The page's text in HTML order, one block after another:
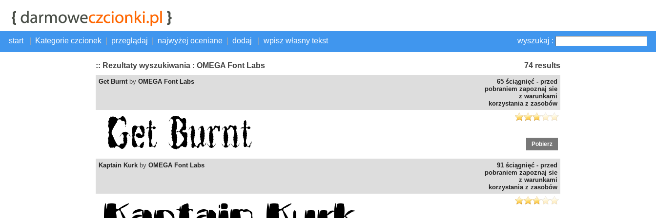
wyszukaj :
start Kategorie czcionek przeglądaj najwyżej oceniane dodaj wpisz własny tekst
74 results
:: Rezultaty wyszukiwania : OMEGA Font Labs
65 ściągnięć - przed
pobraniem zapoznaj sie
z warunkami
korzystania z zasobów
Get Burntby OMEGA Font Labs
Pobierz
91 ściągnięć - przed
pobraniem zapoznaj sie
z warunkami
korzystania z zasobów
Kaptain Kurk by OMEGA Font Labs